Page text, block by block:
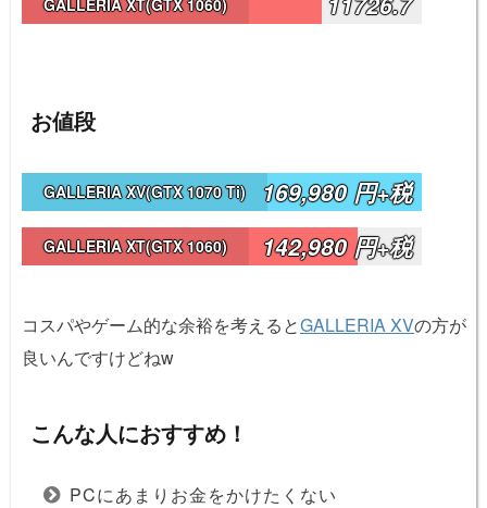
お値段
GALLERIA XV(GTX 1070 Ti) 169,980 円+税
GALLERIA XT(GTX 1060) 142,980 円+税
コスパやゲーム的な余裕を考えるとGALLERIA XVの方が
良いんですけどねw
こんな人におすすめ！
PCにあまりお金をかけたくない